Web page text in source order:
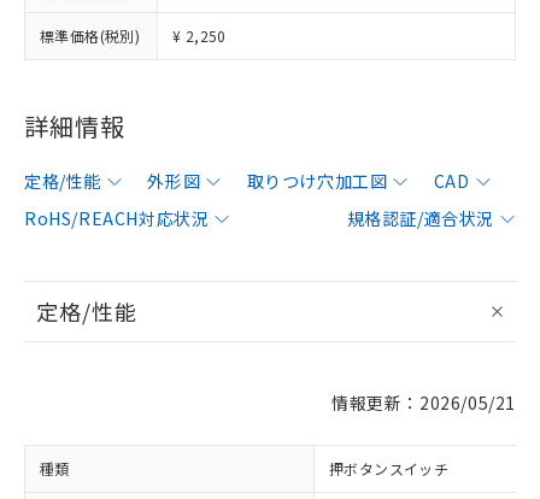
標準価格(税別) ¥ 2,250
詳細情報
定格/性能 外形図 取りつけ穴加工図
CAD
RoHS/REACH対応状況
規格認証/適合状況
定格/性能
情報更新：2026/05/21
種類 押ボタンスイッチ